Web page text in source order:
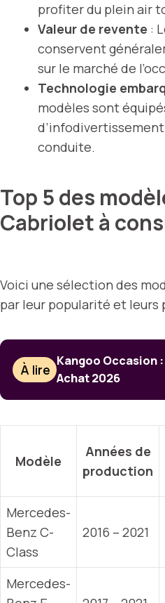
profiter du plein air
Valeur de revente :
conservent
sur le marché de
Technologie
modèles sont
d’infodivertissement
conduite.
Top 5 des
Cabriolet à
Voici une sélection des
par leur popularité et leurs
À lire
Kangoo Occasion
Achat 2026
Modèle
Années de
production
Mercedes-
Benz C-
Class
2016 – 2021
Mercedes-